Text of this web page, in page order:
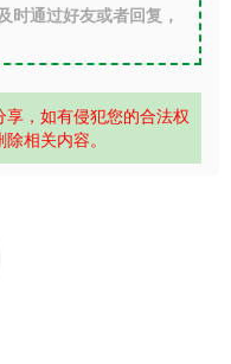
时通过好友或者回复，
，如有侵犯您的合法权
相关内容。